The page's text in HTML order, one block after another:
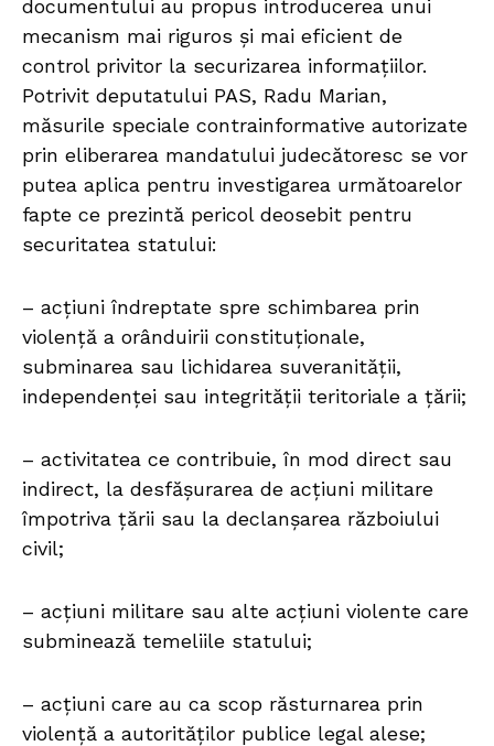
documentului au propus introducerea unui
mecanism mai riguros și mai eficient de
control privitor la securizarea informațiilor.
Potrivit deputatului PAS, Radu Marian,
măsurile speciale contrainformative autorizate
prin eliberarea mandatului judecătoresc se vor
putea aplica pentru investigarea următoarelor
fapte ce prezintă pericol deosebit pentru
securitatea statului:
– acţiuni îndreptate spre schimbarea prin
violenţă a orânduirii constituţionale,
subminarea sau lichidarea suveranităţii,
independenţei sau integrităţii teritoriale a ţării;
– activitatea ce contribuie, în mod direct sau
indirect, la desfăşurarea de acţiuni militare
împotriva ţării sau la declanşarea războiului
civil;
– acţiuni militare sau alte acţiuni violente care
subminează temeliile statului;
– acţiuni care au ca scop răsturnarea prin
violenţă a autorităţilor publice legal alese;